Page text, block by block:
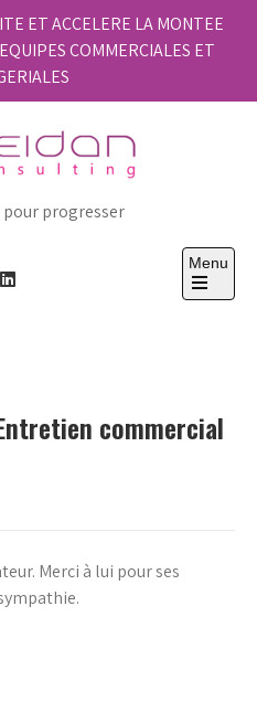
ET ACCELERE LA MONTEE
COMMERCIALES ET
pour progresser
Menu
Open
commercial
Merci à lui pour ses